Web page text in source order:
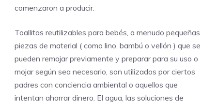
comenzaron a producir.
Toallitas reutilizables para bebés, a menudo pequeñas
piezas de material ( como lino, bambú o vellón ) que se
pueden remojar previamente y preparar para su uso o
mojar según sea necesario, son utilizados por ciertos
padres con conciencia ambiental o aquellos que
intentan ahorrar dinero. El agua, las soluciones de